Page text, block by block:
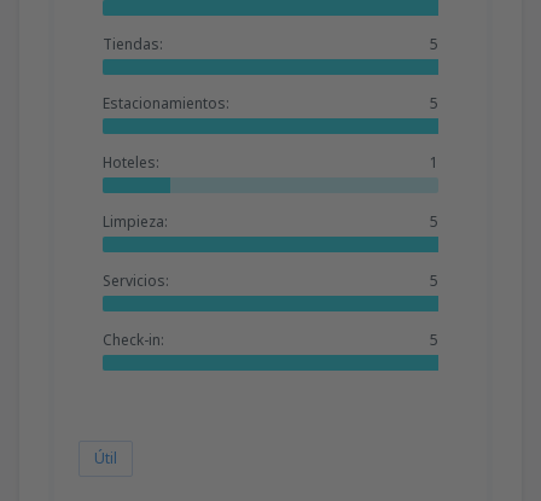
Tiendas: 5
Estacionamientos: 5
Hoteles: 1
Limpieza: 5
Servicios: 5
Check-in: 5
Útil